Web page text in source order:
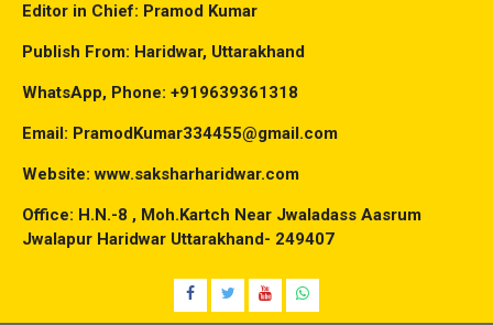
Editor in Chief: Pramod Kumar
Publish From: Haridwar, Uttarakhand
WhatsApp, Phone: +919639361318
Email: PramodKumar334455@gmail.com
Website: www.saksharharidwar.com
Office: H.N.-8 , Moh.Kartch Near Jwaladass Aasrum
Jwalapur Haridwar Uttarakhand- 249407
Facebook
TwitterYouTubeWhatsap